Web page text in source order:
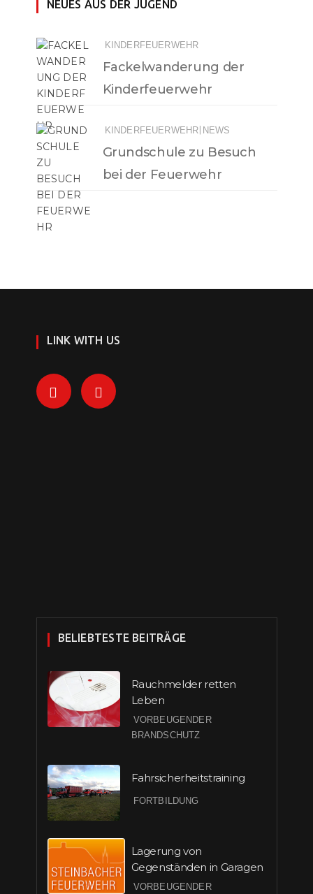
NEUES AUS DER JUGEND
KINDERFEUERWEHR
Fackelwanderung der
Kinderfeuerwehr
KINDERFEUERWEHR NEWS
Grundschule zu Besuch
bei der Feuerwehr
LINK WITH US
BELIEBTESTE BEITRÄGE
Rauchmelder retten
Leben
VORBEUGENDER
BRANDSCHUTZ
Fahrsicherheitstraining
FORTBILDUNG
Lagerung von
Gegenständen in Garagen
VORBEUGENDER